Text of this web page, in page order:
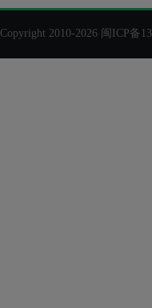
2010-2026 闽ICP备